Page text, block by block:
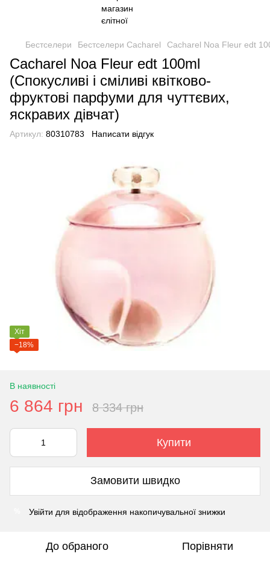
Бестселери Бестселери Cacharel Cacharel Noa Fleur edt
Cacharel Noa Fleur edt 100ml
(Спокусливі і сміливі квітково-
фруктові парфуми для чуттєвих,
яскравих дівчат)
Артикул: 80310783 Написати відгук
Хіт
−18%
В наявності
6 864 грн 8 334 грн
Купити
Замовити швидко
Увійти для відображення накопичувальної знижки
До обраного Порівняти